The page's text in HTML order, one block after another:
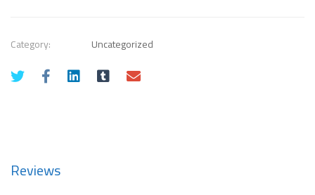
Category: Uncategorized
Reviews